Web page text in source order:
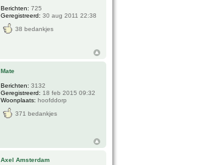
Berichten: 725
Geregistreerd: 30 aug 2011 22:38
38 bedankjes
Mate
Berichten: 3132
Geregistreerd: 18 feb 2015 09:32
Woonplaats: hoofddorp
371 bedankjes
Axel Amsterdam